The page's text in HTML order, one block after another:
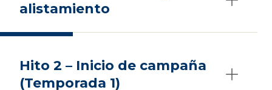
alistamiento
Hito 2 – Inicio de campaña
(Temporada 1)